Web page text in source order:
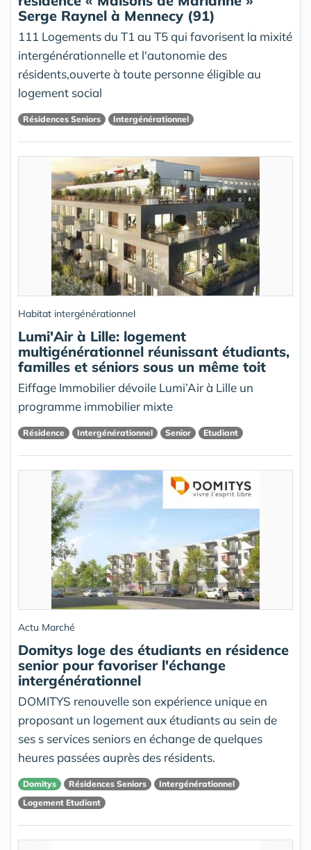
Serge Raynel à Mennecy (91)
111 Logements du T1 au T5 qui favorisent la mixité
intergénérationnelle et l'autonomie des
résidents,ouverte à toute personne éligible au
logement social
Résidences Seniors Intergénérationnel
Habitat intergénérationnel
Lumi'Air à Lille: logement
multigénérationnel réunissant étudiants,
familles et séniors sous un même toit
Eiffage Immobilier dévoile Lumi’Air à Lille un
programme immobilier mixte
Résidence Intergénérationnel Senior Etudiant
Actu Marché
Domitys loge des étudiants en résidence
senior pour favoriser l'échange
intergénérationnel
DOMITYS renouvelle son expérience unique en
proposant un logement aux étudiants au sein de
ses s services seniors en échange de quelques
heures passées auprès des résidents.
Domitys Résidences Seniors
Intergénérationnel
Logement Etudiant